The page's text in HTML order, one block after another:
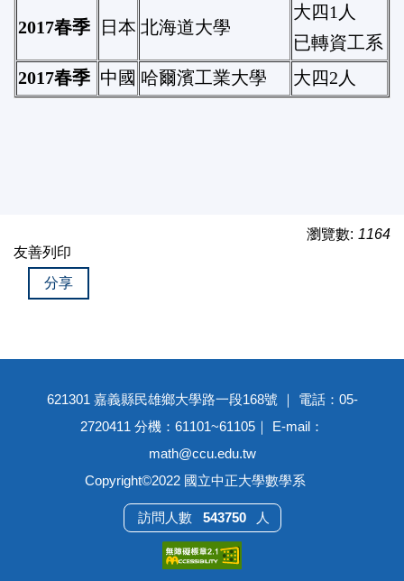
2017春季 日本 北海道大學
大四1人
已轉資工系
2017春季 中國 哈爾濱工業大學 大四2人
瀏覽數: 1164
友善列印
分享
621301 嘉義縣民雄鄉大學路一段168號 ｜ 電話：05-
2720411 分機：61101~61105｜ E-mail：
math@ccu.edu.tw
Copyright©2022 國立中正大學數學系
543750